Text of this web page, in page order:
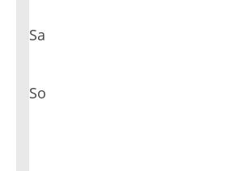
Sa
So